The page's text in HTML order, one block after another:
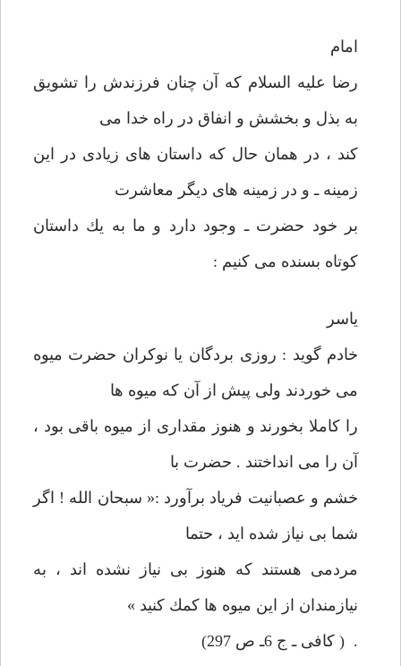
امام
رضا عليه السلام كه آن چنان فرزندش را تشويق
به بذل و بخشش و انفاق در راه خدا می
كند ، در همان حال كه داستان های زيادی در اين
زمينه ـ و در زمينه های ديگر معاشرت
بر خود حضرت ـ وجود دارد و ما به يك داستان
كوتاه بسنده می كنيم :
ياسر
خادم گويد : روزی بردگان يا نوكران حضرت ميوه
می خوردند ولی پيش از آن كه ميوه ها
را كاملا بخورند و هنوز مقداری از ميوه باقی بود ،
آن را می انداختند . حضرت با
خشم و عصبانيت فرياد برآورد :‌« سبحان الله ! اگر
شما بی نياز شده ايد ، حتما
مردمی هستند كه هنوز بی نياز نشده اند ، به
نيازمندان از اين ميوه ها كمك كنيد »
. ( كافی ـ ج 6ـ ص 297)